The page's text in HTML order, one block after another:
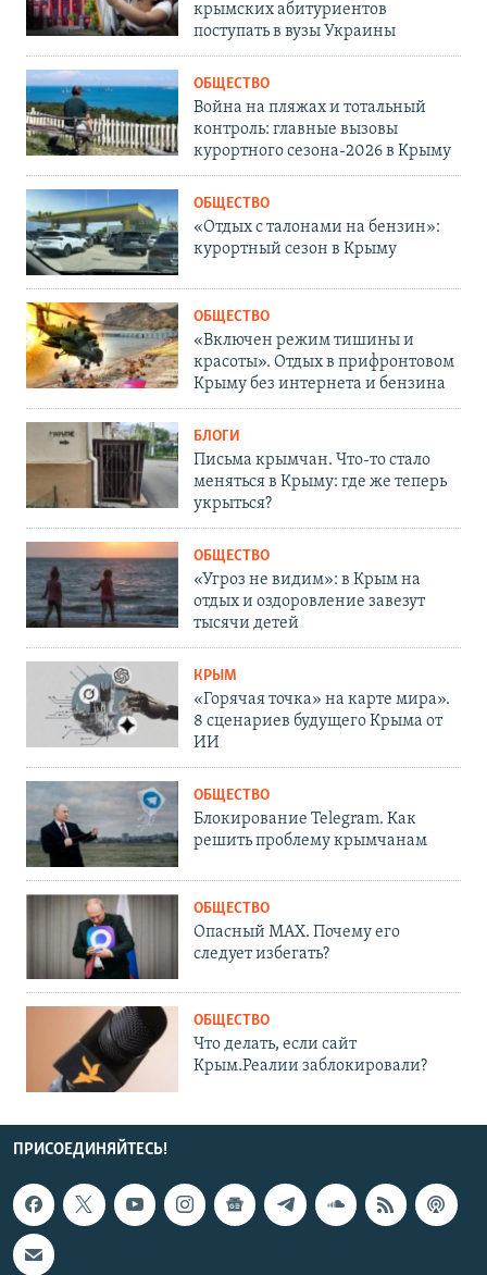
крымских абитуриентов
поступать в вузы Украины
ОБЩЕСТВО
Война на пляжах и тотальный
контроль: главные вызовы
курортного сезона-2026 в Крыму
ОБЩЕСТВО
«Отдых с талонами на бензин»:
курортный сезон в Крыму
ОБЩЕСТВО
«Включен режим тишины и
красоты». Отдых в прифронтовом
Крыму без интернета и бензина
БЛОГИ
Письма крымчан. Что-то стало
меняться в Крыму: где же теперь
укрыться?
ОБЩЕСТВО
«Угроз не видим»: в Крым на
отдых и оздоровление завезут
тысячи детей
КРЫМ
«Горячая точка» на карте мира».
8 сценариев будущего Крыма от
ИИ
ОБЩЕСТВО
Блокирование Telegram. Как
решить проблему крымчанам
ОБЩЕСТВО
Опасный MAX. Почему его
следует избегать?
ОБЩЕСТВО
Что делать, если сайт
Крым.Реалии заблокировали?
ПРИСОЕДИНЯЙТЕСЬ!